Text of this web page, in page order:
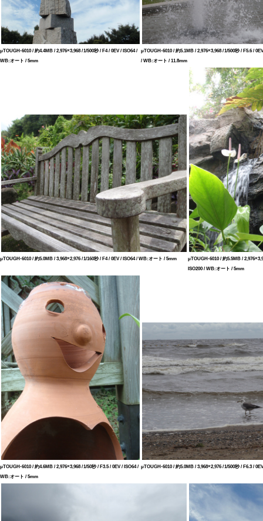
μTOUGH-6010 / 約4.4MB / 2,976×3,968 / 1/500秒 / F4 / 0EV / ISO64 /
WB:オート / 5mm
μTOUGH-6010 / 約5.1MB / 2,976×3,968 / 1/500秒 / F5.6 /
/ WB:オート / 11.8mm
μTOUGH-6010 / 約5.0MB / 3,968×2,976 / 1/160秒 / F4 / 0EV / ISO64 / WB:オート / 5mm
μTOUGH-6010 / 約5.5MB /
ISO200 / WB:オート / 5mm
μTOUGH-6010 / 約4.6MB / 2,976×3,968 / 1/50秒 / F3.5 / 0EV / ISO64 /
WB:オート / 5mm
μTOUGH-6010 / 約5.0MB / 3,968×2,976 / 1/500秒 / F6.3 /